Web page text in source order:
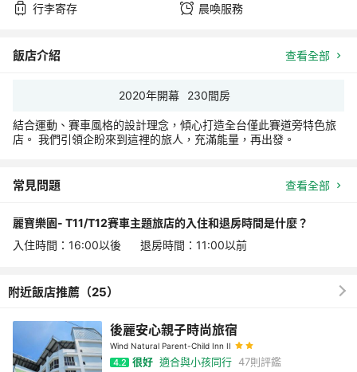
行李寄存 晨喚服務
飯店介紹 查看全部
2020年開幕 230間房
結合運動、賽車風格的設計理念，傾心打造全台僅此賽道旁特色旅
店。 我們引領企盼來到這裡的旅人，充滿能量，再出發。
常見問題 查看全部
麗寶樂園- T11/T12賽車主題旅店的入住和退房時間是什麼？
入住時間：16:00以後 退房時間：11:00以前
附近飯店推薦（25）
後麗安心親子時尚旅宿
Wind Natural Parent-Child Inn II
4.2 很好 適合與小孩同行 47則評鑑